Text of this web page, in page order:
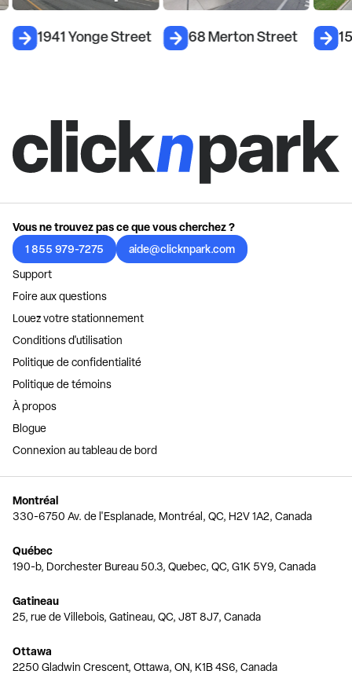
1941 Yonge Street 68 Merton Street
Vous ne trouvez pas ce que vous cherchez ?
1 855 979-7275
aide@clicknpark.com
Support
Foire aux questions
Louez votre stationnement
Conditions d'utilisation
Politique de confidentialité
Politique de témoins
À propos
Blogue
Connexion au tableau de bord
Montréal
330-6750 Av. de l'Esplanade, Montréal, QC, H2V 1A2, Canada
Québec
190-b, Dorchester Bureau 50.3, Quebec, QC, G1K 5Y9, Canada
Gatineau
25, rue de Villebois, Gatineau, QC, J8T 8J7, Canada
Ottawa
2250 Gladwin Crescent, Ottawa, ON, K1B 4S6, Canada